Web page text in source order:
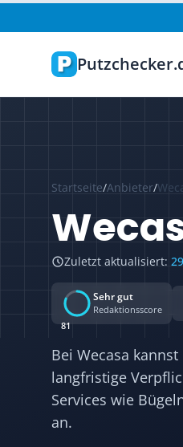
Zum Hauptinhalt springen
Startseite/Anbieter/
Zuletzt aktualisiert:
81
Sehr gut
Redaktionsscore
Bei Wecasa
langfristige
Services wie
an.